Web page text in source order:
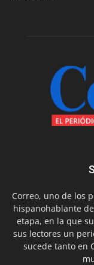
Correo, uno de los
hispanohablante
etapa, en la que
sus lectores un
sucede tanto en